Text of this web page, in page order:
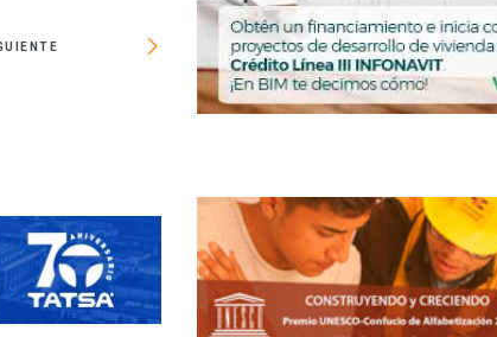
Creció disponibilidad de espacios